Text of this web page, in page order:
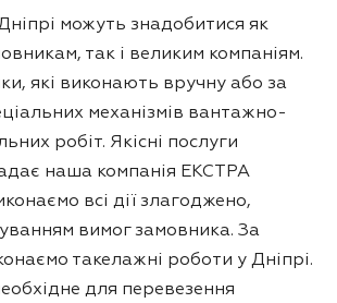
можуть знадобитися як
так і великим компаніям.
які виконають вручну або за
механізмів вантажно-
робіт. Якісні послуги
наша компанія ЕКСТРА
всі дії злагоджено,
вимог замовника. За
такелажні роботи у Дніпрі.
для перевезення